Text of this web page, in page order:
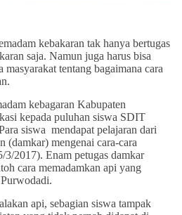
kebakaran tak hanya bertugas
saja. Namun juga harus bisa
tentang bagaimana cara
kebagaran Kabupaten
kepada puluhan siswa SDIT
siswa mendapat pelajaran dari
(damkar) mengenai cara-cara
3/2017). Enam petugas damkar
cara memadamkan api yang
api, sebagian siswa tampak